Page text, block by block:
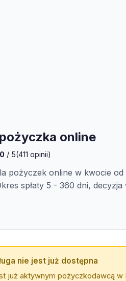
online
/ 5(411 opinii)
pożyczek online w kwocie od
spłaty 5 - 360 dni, decyzja
nie jest już dostępna
już aktywnym pożyczkodawcą